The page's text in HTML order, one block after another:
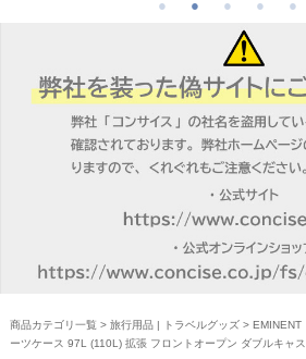
商品カテゴリ一覧 > 旅行用品 | トラベルグッズ> EMINENT
ーツケース 97L (110L) 拡張 フロントオープン ダブルキャ